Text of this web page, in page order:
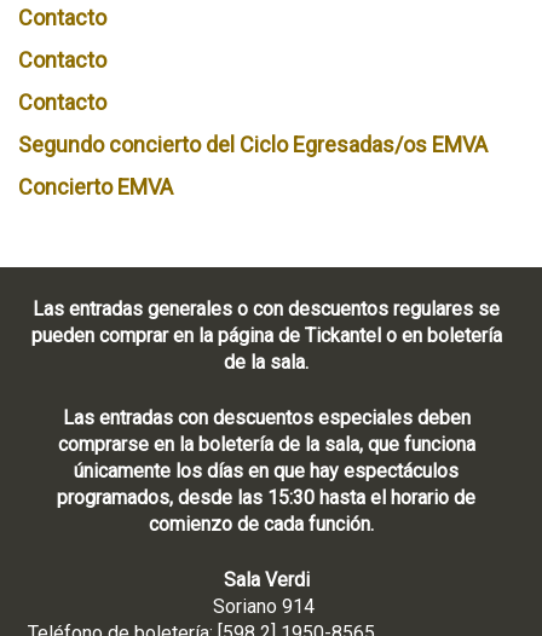
Contacto
Contacto
Contacto
Segundo concierto del Ciclo Egresadas/os EMVA
Concierto EMVA
Las entradas generales o con descuentos regulares se
pueden comprar en la página de Tickantel o en boletería
de la sala.
Las entradas con descuentos especiales deben
comprarse en la boletería de la sala, que funciona
únicamente los días en que hay espectáculos
programados, desde las 15:30 hasta el horario de
comienzo de cada función.
Sala Verdi
Soriano 914